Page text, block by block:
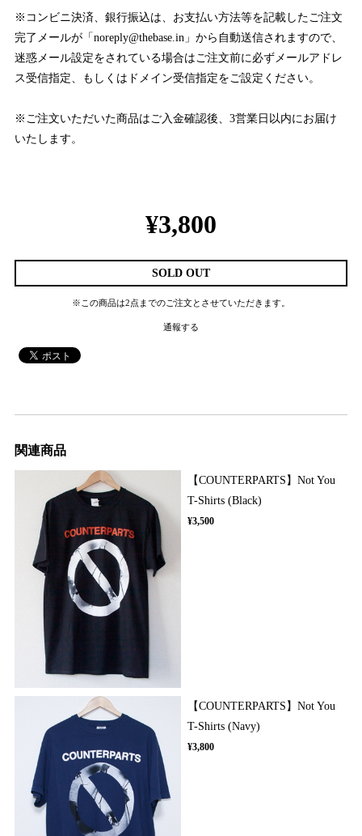
※コンビニ決済、銀行振込は、お支払い方法等を記載したご注文
完了メールが「noreply@thebase.in 」から自動送信されますので、
迷惑メール設定をされている場合はご注文前に必ずメールアドレ
ス受信指定、もしくはドメイン受信指定をご設定ください。
※ご注文いただいた商品はご入金確認後、3営業日以内にお届け
いたします。
¥3,800
SOLD OUT
※この商品は2点までのご注文とさせていただきます。
通報する
関連商品
【COUNTERPARTS】Not You
T-Shirts (Black)
¥3,500
【COUNTERPARTS】Not You
T-Shirts (Navy)
¥3,800